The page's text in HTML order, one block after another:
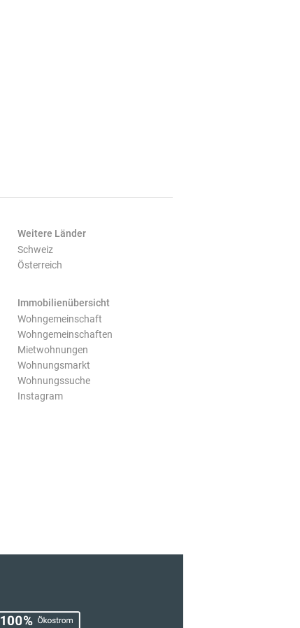
Weitere Länder
Schweiz
Österreich
Immobilienübersicht
Wohngemeinschaft
Wohngemeinschaften
Mietwohnungen
Wohnungsmarkt
Wohnungssuche
Instagram